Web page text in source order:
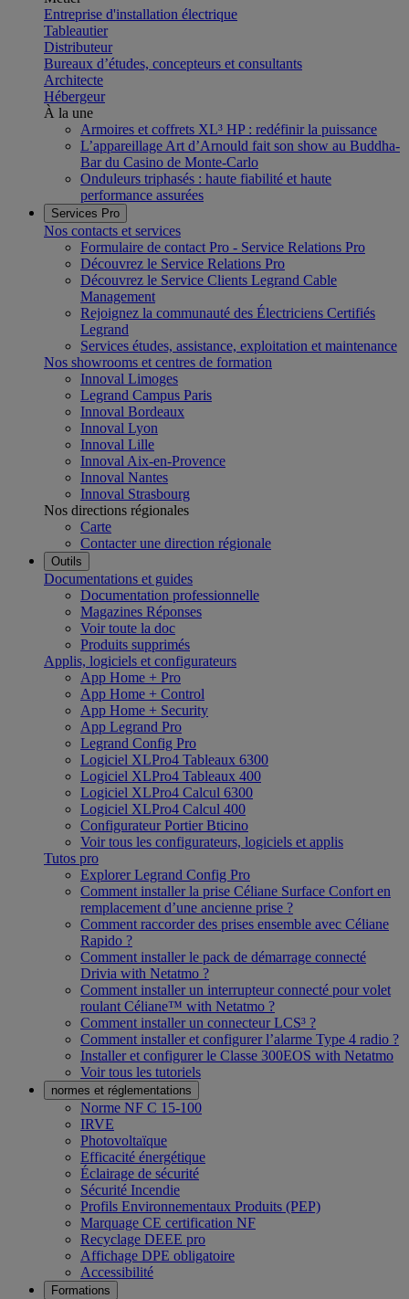
Entreprise d'installation électrique
Tableautier
Distributeur
Bureaux d’études, concepteurs et consultants
Architecte
Hébergeur
À la une
Armoires et coffrets XL³ HP : redéfinir la puissance
L’appareillage Art d’Arnould fait son show au Buddha-
Bar du Casino de Monte-Carlo
Onduleurs triphasés : haute fiabilité et haute
performance assurées
Services Pro
Nos contacts et services
Formulaire de contact Pro - Service Relations Pro
Découvrez le Service Relations Pro
Découvrez le Service Clients Legrand Cable
Management
Rejoignez la communauté des Électriciens Certifiés
Legrand
Services études, assistance, exploitation et maintenance
Nos showrooms et centres de formation
Innoval Limoges
Legrand Campus Paris
Innoval Bordeaux
Innoval Lyon
Innoval Lille
Innoval Aix-en-Provence
Innoval Nantes
Innoval Strasbourg
Nos directions régionales
Carte
Contacter une direction régionale
Outils
Documentations et guides
Documentation professionnelle
Magazines Réponses
Voir toute la doc
Produits supprimés
Applis, logiciels et configurateurs
App Home + Pro
App Home + Control
App Home + Security
App Legrand Pro
Legrand Config Pro
Logiciel XLPro4 Tableaux 6300
Logiciel XLPro4 Tableaux 400
Logiciel XLPro4 Calcul 6300
Logiciel XLPro4 Calcul 400
Configurateur Portier Bticino
Voir tous les configurateurs, logiciels et applis
Tutos pro
Explorer Legrand Config Pro
Comment installer la prise Céliane Surface Confort en
remplacement d’une ancienne prise ?
Comment raccorder des prises ensemble avec Céliane
Rapido ?
Comment installer le pack de démarrage connecté
Drivia with Netatmo ?
Comment installer un interrupteur connecté pour volet
roulant Céliane™ with Netatmo ?
Comment installer un connecteur LCS³ ?
Comment installer et configurer l’alarme Type 4 radio ?
Installer et configurer le Classe 300EOS with Netatmo
Voir tous les tutoriels
normes et réglementations
Norme NF C 15-100
IRVE
Photovoltaïque
Efficacité énergétique
Éclairage de sécurité
Sécurité Incendie
Profils Environnementaux Produits (PEP)
Marquage CE certification NF
Recyclage DEEE pro
Affichage DPE obligatoire
Accessibilité
Formations